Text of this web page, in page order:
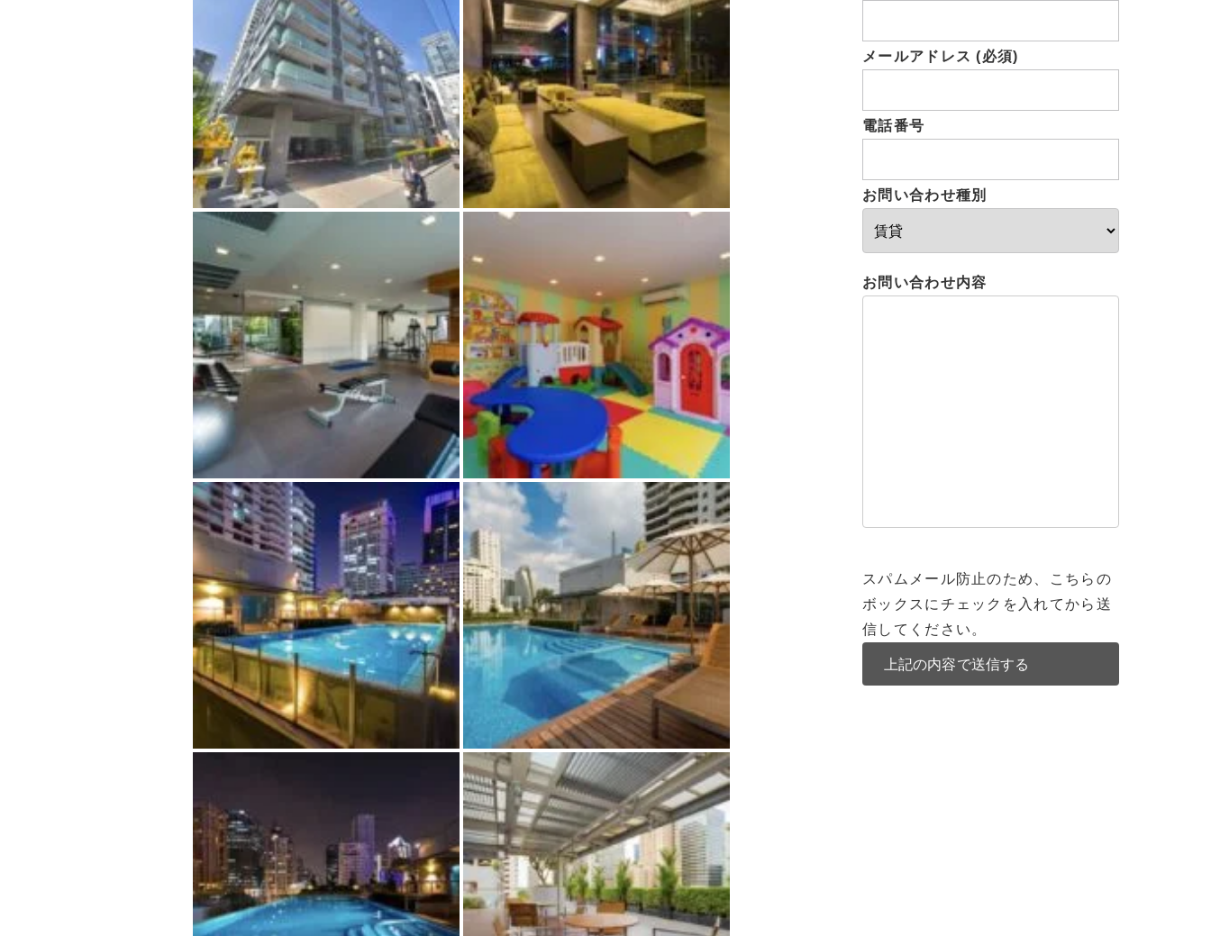
メールアドレス (必須)
電話番号
お問い合わせ種別
お問い合わせ内容
スパムメール防止のため、こちらの
ボックスにチェックを入れてから送
信してください。